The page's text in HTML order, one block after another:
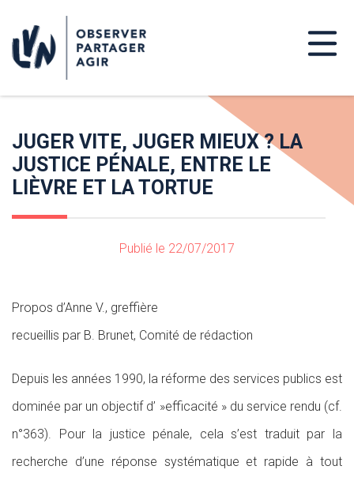
JUGER VITE, JUGER MIEUX ? LA
JUSTICE PÉNALE, ENTRE LE
LIÈVRE ET LA TORTUE
Publié le 22/07/2017
Propos d’Anne V., greffière
recueillis par B. Brunet, Comité de rédaction
Depuis les années 1990, la réforme des services publics est
dominée par un objectif d’ »efficacité » du service rendu (cf.
n°363). Pour la justice pénale, cela s’est traduit par la
recherche d’une réponse systématique et rapide à tout